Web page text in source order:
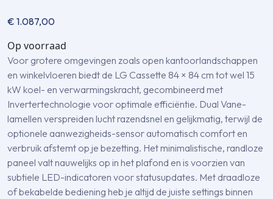
€ 1.087,00
Op voorraad
Voor grotere omgevingen zoals open kantoorlandschappen
en winkelvloeren biedt de LG Cassette 84 × 84 cm tot wel 15
kW koel- en verwarmingskracht, gecombineerd met
Invertertechnologie voor optimale efficiëntie. Dual Vane-
lamellen verspreiden lucht razendsnel en gelijkmatig, terwijl de
optionele aanwezigheids-sensor automatisch comfort en
verbruik afstemt op je bezetting. Het minimalistische, randloze
paneel valt nauwelijks op in het plafond en is voorzien van
subtiele LED-indicatoren voor statusupdates. Met draadloze
of bekabelde bediening heb je altijd de juiste settings binnen